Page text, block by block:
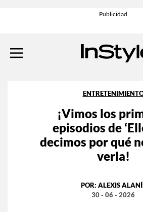
¡Vimos los
episodios de
decimos por qué
verla!
POR: ALEXIS
30 - 06 - 2026